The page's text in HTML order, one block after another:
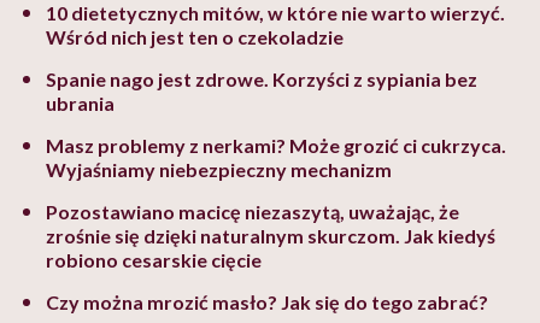
10 dietetycznych mitów, w które nie warto wierzyć.
Wśród nich jest ten o czekoladzie
Spanie nago jest zdrowe. Korzyści z sypiania bez
ubrania
Masz problemy z nerkami? Może grozić ci cukrzyca.
Wyjaśniamy niebezpieczny mechanizm
Pozostawiano macicę niezaszytą, uważając, że
zrośnie się dzięki naturalnym skurczom. Jak kiedyś
robiono cesarskie cięcie
Czy można mrozić masło? Jak się do tego zabrać?